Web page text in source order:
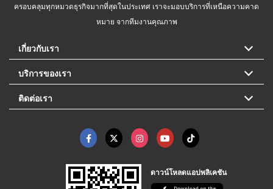
ครอบคลุมทุกหมวดธุรกิจมากที่สุดในประเทศ เราจะมอบบริการที่เหนือความคาด
หมาย จากทีมงานคุณภาพ
เกี่ยวกับเรา
บริการของเรา
ติดต่อเรา
ดาวน์โหลดแอปพลิเคชัน